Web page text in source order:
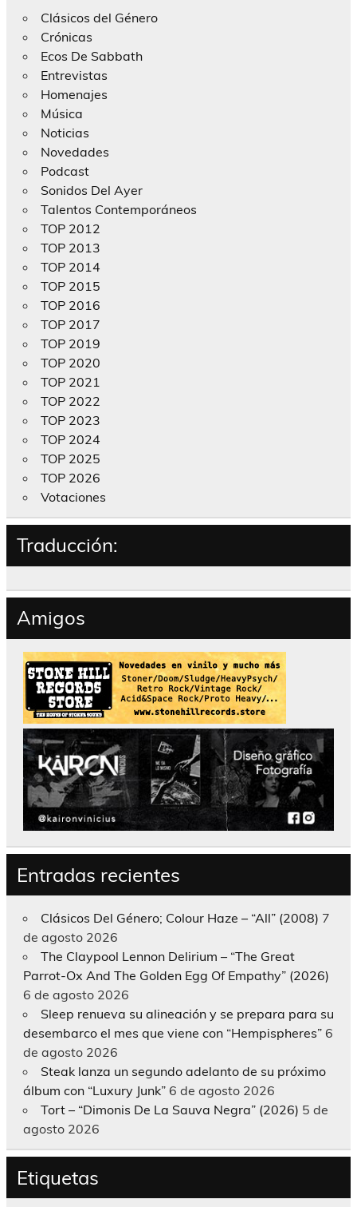
Clásicos del Género
Crónicas
Ecos De Sabbath
Entrevistas
Homenajes
Música
Noticias
Novedades
Podcast
Sonidos Del Ayer
Talentos Contemporáneos
TOP 2012
TOP 2013
TOP 2014
TOP 2015
TOP 2016
TOP 2017
TOP 2019
TOP 2020
TOP 2021
TOP 2022
TOP 2023
TOP 2024
TOP 2025
TOP 2026
Votaciones
Traducción:
Amigos
Entradas recientes
Clásicos Del Género; Colour Haze – “All” (2008) 7
de agosto 2026
The Claypool Lennon Delirium – “The Great
Parrot-Ox And The Golden Egg Of Empathy” (2026)
6 de agosto 2026
Sleep renueva su alineación y se prepara para su
desembarco el mes que viene con “Hempispheres” 6
de agosto 2026
Steak lanza un segundo adelanto de su próximo
álbum con “Luxury Junk” 6 de agosto 2026
Tort – “Dimonis De La Sauva Negra” (2026) 5 de
agosto 2026
Etiquetas